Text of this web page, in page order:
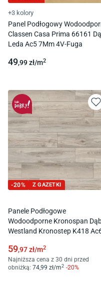
+3 kolory
Panel Podłogowy
Classen Casa Prima 66161
Leda Ac5 7Mm 4V-Fuga
49,99zł/m2
-20% Z GAZETKI
Panele Podłogowe
Wodoodporne Kronospan
Westland Kronostep K418
59,97zł/m2
Najniższa cena z 30 dni przed
obniżką: 74,99 zł/m2 -20%